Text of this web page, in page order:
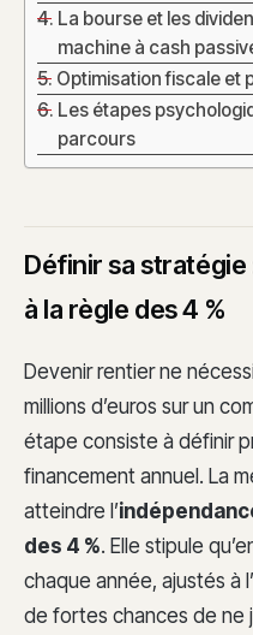
La bourse et les
machine à cash
Optimisation fiscale et
Les étapes
parcours
Définir sa stratégie
à la règle des 4 %
Devenir rentier ne
millions d’euros sur un
étape consiste à définir
financement annuel. La
atteindre l’
des 4 %. Elle stipule
chaque année, ajustés à
de fortes chances de ne